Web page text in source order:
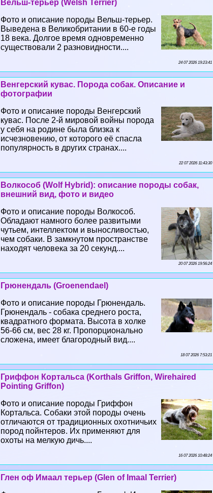
Вельш-терьер (Welsh Terrier)
Фото и описание породы Вельш-терьер.
Выведена в Великобритании в 60-е годы
18 века. Долгое время одновременно
существовали 2 разновидности....
24 07 2026 19:23:41
Венгерский кувас. Порода собак. Описание и
фотографии
Фото и описание породы Венгерский
кувас. После 2-й мировой войны порода
у себя на родине была близка к
исчезновению, от которого её спасла
популярность в других странах....
22 07 2026 11:43:30
Волкособ (Wolf Hybrid): описание породы собак,
внешний вид, фото и видео
Фото и описание породы Волкособ.
Обладают намного более развитыми
чутьем, интеллектом и выносливостью,
чем собаки. В замкнутом прострaнcтве
находят человека за 20 секунд....
20 07 2026 19:56:24
Грюнендаль (Groenendael)
Фото и описание породы Грюнендаль.
Грюнендаль - собака среднего роста,
квадратного формата. Высота в холке
56-66 см, вес 28 кг. Пропорционально
сложена, имеет благородный вид....
18 07 2026 7:53:21
Гриффон Кортальса (Korthals Griffon, Wirehaired
Pointing Griffon)
Фото и описание породы Гриффон
Кортальса. Собаки этой породы очень
отличаются от традиционных охотничьих
пород пойнтеров. Их применяют для
охоты на мелкую дичь....
16 07 2026 10:48:24
Глен оф Имаал терьер (Glen of Imaal Terrier)